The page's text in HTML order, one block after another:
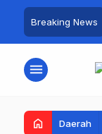
Breaking News
Kembang Beri
Warga Sri
menu
home Daerah